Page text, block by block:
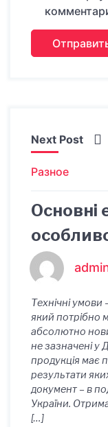
Next Post
Разное
Основні
проекту
Технічні
який потрібно
абсолютно
не зазначені у
продукція має
результати
документ – в
України.
[…]